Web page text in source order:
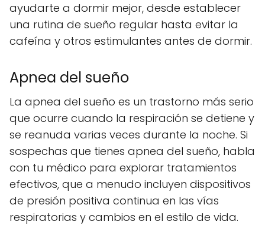
ayudarte a dormir mejor, desde establecer
una rutina de sueño regular hasta evitar la
cafeína y otros estimulantes antes de dormir.
Apnea del sueño
La apnea del sueño es un trastorno más serio
que ocurre cuando la respiración se detiene y
se reanuda varias veces durante la noche. Si
sospechas que tienes apnea del sueño, habla
con tu médico para explorar tratamientos
efectivos, que a menudo incluyen dispositivos
de presión positiva continua en las vías
respiratorias y cambios en el estilo de vida.